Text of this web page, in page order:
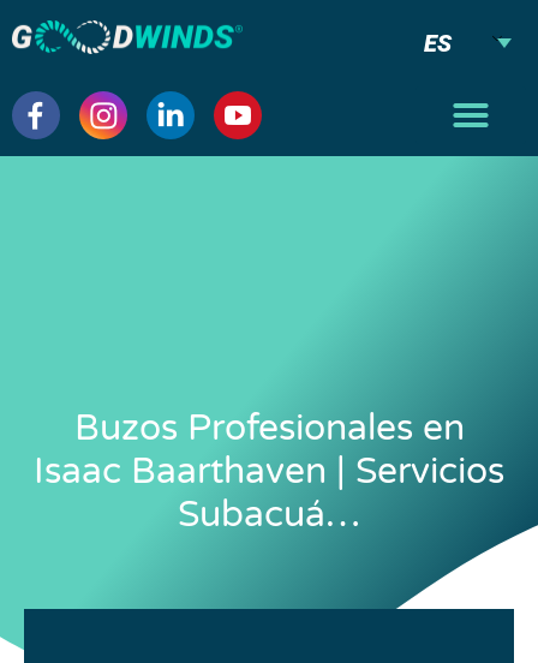
ES
Buzos Profesionales en
Isaac Baarthaven | Servicios
Subacuá…